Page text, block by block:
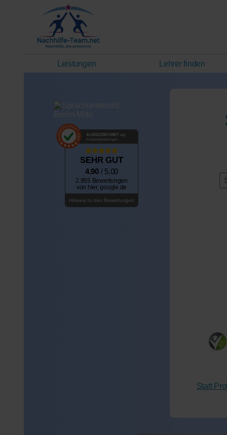
Leistungen Lehrer finden
AUSGEZEICHNET .org
Kundenbewertungen
SEHR GUT
4.90 / 5.00
2.955 Bewertungen
von hier, google.de
Hinweis zu den Bewertungen
Statt